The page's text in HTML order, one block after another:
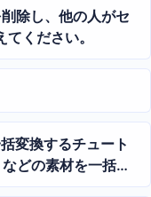
除し、他の人がセ
ください。
変換するチュート
どの素材を一括変